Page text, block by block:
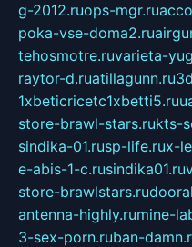
g-2012.ruops-mgr.ru
poka-vse-doma2.ru
tehosmotre.ruvarieta-
raytor-d.ruatillagunn.ru
1xbeticricetc1xbetti5.ru
store-brawl-stars.rukts-
sindika-01.rusp-life.rux-
e-abis-1-c.rusindika01.ru
store-brawlstars.ru
antenna-highly.rumine-
3-sex-porn.ruban-